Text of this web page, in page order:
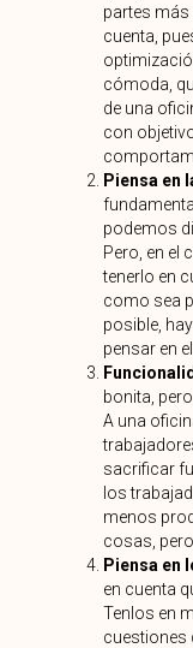
partes más
cuenta,
cómoda,
de una
con
Piensa en
podemos
Pero, en el
tenerlo en
como sea
posible,
pensar en
bonita,
A una
sacrificar
los
menos
cosas,
Piensa en
en cuenta
Tenlos en
cuestiones